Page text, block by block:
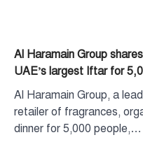
Al Haramain Group
UAE’s largest Iftar for
Al Haramain Group, a
retailer of fragrances,
dinner for 5,000 people,…